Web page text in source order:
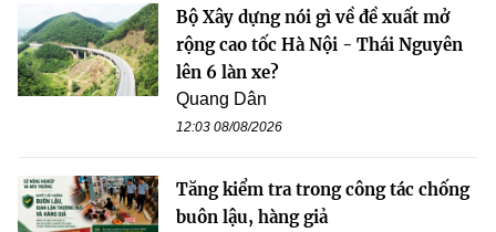
Bộ Xây dựng nói gì về đề xuất mở
rộng cao tốc Hà Nội - Thái Nguyên
lên 6 làn xe?
Quang Dân
12:03 08/08/2026
Tăng kiểm tra trong công tác chống
buôn lậu, hàng giả